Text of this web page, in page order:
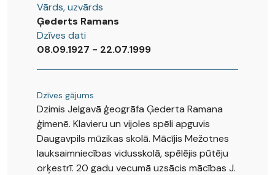
Vārds, uzvārds
Ģederts Ramans
Dzīves dati
08.09.1927 - 22.07.1999
Dzīves gājums
Dzimis Jelgavā ģeogrāfa Ģederta Ramana
ģimenē. Klavieru un vijoles spēli apguvis
Daugavpils mūzikas skolā. Mācījis Mežotnes
lauksaimniecības vidusskolā, spēlējis pūtēju
orķestrī. 20 gadu vecumā uzsācis mācības J.